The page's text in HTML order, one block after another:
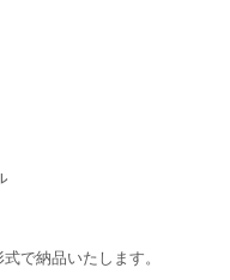
で納品いたします。